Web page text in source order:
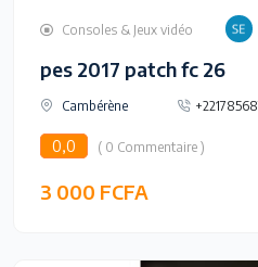
Consoles & Jeux vidéo
pes 2017 patch fc 26
Cambérène
0,0 ( 0 Commentaire )
3 000 FCFA